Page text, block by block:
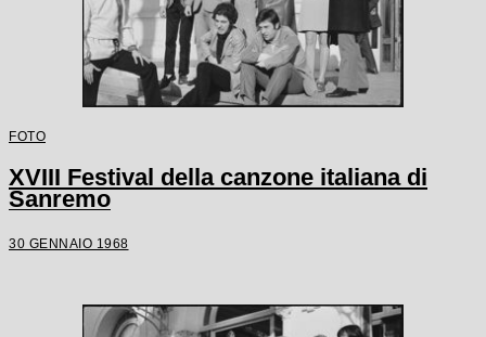
FOTO
XVIII Festival della canzone italiana di
Sanremo
30 GENNAIO 1968